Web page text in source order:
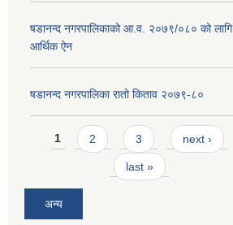
षडानन्द नगरपालिकाको आ.व. २०७९/०८० को लागि
आर्थिक ऐन
षडानन्द नगरपालिका रातो किताव २०७९-८०
Pages
1 2 3 next ›
last »
अन्य